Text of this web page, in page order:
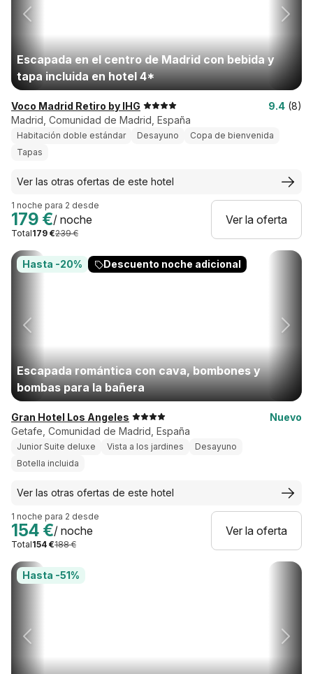
Escapada en el centro de Madrid con bebida y
tapa incluida en hotel 4*
Voco Madrid Retiro by IHG 9.4 (8)
Madrid, Comunidad de Madrid, España
Habitación doble estándar Desayuno
Copa de bienvenida
Tapas
Ver las otras ofertas de este hotel
1 noche para 2 desde
179 €/ noche
Total179 €239 €
Ver la oferta
Hasta -20% Descuento noche adicional
Escapada romántica con cava, bombones y
bombas para la bañera
Gran Hotel Los Angeles
Nuevo
Getafe, Comunidad de Madrid, España
Junior Suite deluxe Vista a los jardines
Desayuno
Botella incluida
Ver las otras ofertas de este hotel
1 noche para 2 desde
154 €/ noche
Total154 €188 €
Ver la oferta
Hasta -51%